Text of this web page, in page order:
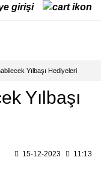
Yılbaşı Hediyeleri
Yılbaşı
15-12-2023 11:13